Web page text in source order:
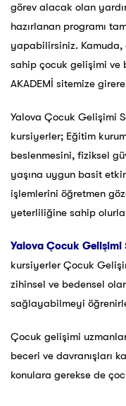
görev alacak olan
hazırlanan programı
yapabilirsiniz. Kamuda,
sahip çocuk gelişimi ve
AKADEMİ sitemize
Yalova Çocuk Gelişimi
kursiyerler; Eğitim
beslenmesini, fiziksel
yaşına uygun basit
işlemlerini öğretmen
yeterliliğine sahip
Yalova Çocuk Gelişimi
kursiyerler Çocuk
zihinsel ve bedensel
sağlayabilmeyi
Çocuk gelişimi
beceri ve davranışları
konulara gerekse de